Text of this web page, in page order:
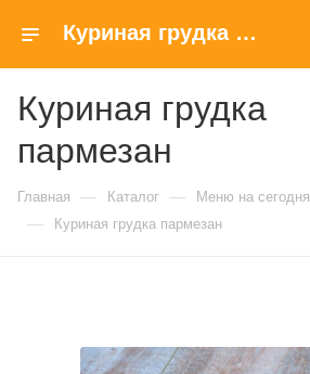
Куриная грудка пармезан купить в Москве по доступным ценам
Куриная грудка
пармезан
Главная — Каталог — Меню на сегодня
— Куриная грудка пармезан